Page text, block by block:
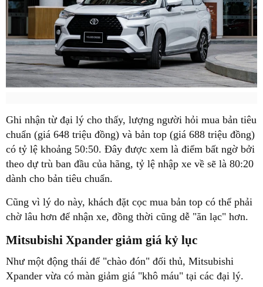
Ghi nhận từ đại lý cho thấy, lượng người hỏi mua bản tiêu
chuẩn (giá 648 triệu đồng) và bản top (giá 688 triệu đồng)
có tỷ lệ khoảng 50:50. Đây được xem là điểm bất ngờ bởi
theo dự trù ban đầu của hãng, tỷ lệ nhập xe về sẽ là 80:20
dành cho bản tiêu chuẩn.
Cũng vì lý do này, khách đặt cọc mua bản top có thể phải
chờ lâu hơn để nhận xe, đồng thời cũng dễ "ăn lạc" hơn.
Mitsubishi Xpander giảm giá kỷ lục
Như một động thái để "chào đón" đối thủ, Mitsubishi
Xpander vừa có màn giảm giá "khô máu" tại các đại lý.